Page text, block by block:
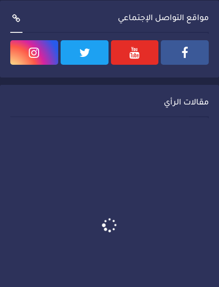
مواقع التواصل الإجتماعي
مقالات الرأي